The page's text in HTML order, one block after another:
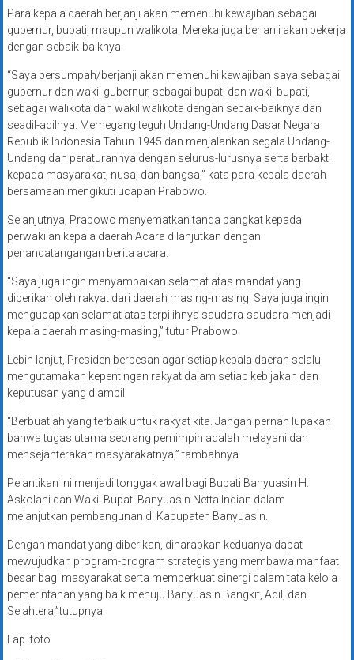
Para kepala daerah berjanji akan memenuhi kewajiban sebagai
gubernur, bupati, maupun walikota. Mereka juga berjanji akan bekerja
dengan sebaik-baiknya.
“Saya bersumpah/berjanji akan memenuhi kewajiban saya sebagai
gubernur dan wakil gubernur, sebagai bupati dan wakil bupati,
sebagai walikota dan wakil walikota dengan sebaik-baiknya dan
seadil-adilnya. Memegang teguh Undang-Undang Dasar Negara
Republik Indonesia Tahun 1945 dan menjalankan segala Undang-
Undang dan peraturannya dengan selurus-lurusnya serta berbakti
kepada masyarakat, nusa, dan bangsa,” kata para kepala daerah
bersamaan mengikuti ucapan Prabowo.
Selanjutnya, Prabowo menyematkan tanda pangkat kepada
perwakilan kepala daerah Acara dilanjutkan dengan
penandatangangan berita acara.
“Saya juga ingin menyampaikan selamat atas mandat yang
diberikan oleh rakyat dari daerah masing-masing. Saya juga ingin
mengucapkan selamat atas terpilihnya saudara-saudara menjadi
kepala daerah masing-masing,” tutur Prabowo.
Lebih lanjut, Presiden berpesan agar setiap kepala daerah selalu
mengutamakan kepentingan rakyat dalam setiap kebijakan dan
keputusan yang diambil.
“Berbuatlah yang terbaik untuk rakyat kita. Jangan pernah lupakan
bahwa tugas utama seorang pemimpin adalah melayani dan
mensejahterakan masyarakatnya,” tambahnya.
Pelantikan ini menjadi tonggak awal bagi Bupati Banyuasin H.
Askolani dan Wakil Bupati Banyuasin Netta Indian dalam
melanjutkan pembangunan di Kabupaten Banyuasin.
Dengan mandat yang diberikan, diharapkan keduanya dapat
mewujudkan program-program strategis yang membawa manfaat
besar bagi masyarakat serta memperkuat sinergi dalam tata kelola
pemerintahan yang baik menuju Banyuasin Bangkit, Adil, dan
Sejahtera,”tutupnya
Lap. toto